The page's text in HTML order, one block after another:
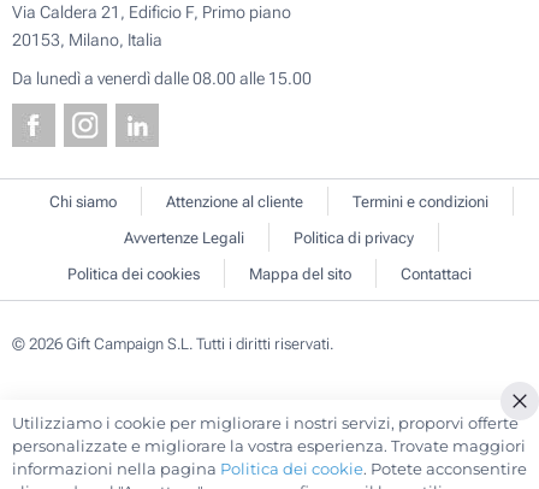
Via Caldera 21, Edificio F, Primo piano
20153, Milano, Italia
Da lunedì a venerdì dalle 08.00 alle 15.00
Chi siamo Attenzione al cliente
Termini e condizioni
Avvertenze Legali
Politica di privacy
Politica dei cookies
Mappa del sito Contattaci
© 2026 Gift Campaign S.L. Tutti i diritti riservati.
Utilizziamo i cookie per migliorare i nostri servizi, proporvi offerte
personalizzate e migliorare la vostra esperienza. Trovate maggiori
informazioni nella pagina Politica dei cookie. Potete acconsentire